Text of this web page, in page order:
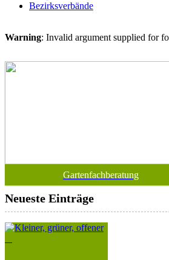
Bezirksverbände
Warning: Invalid argument supplied for
Gartenfachberatung
Neueste Einträge